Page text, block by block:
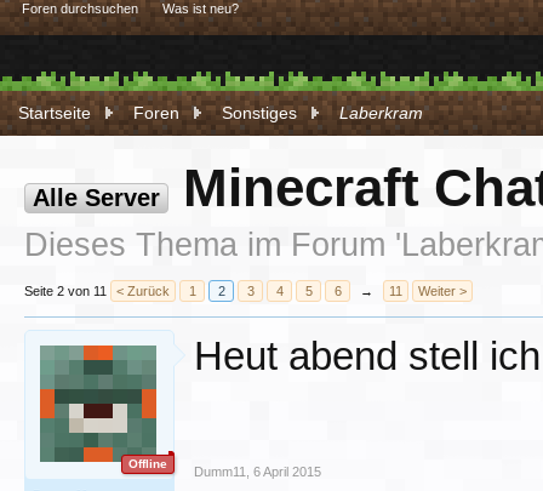
Startseite Foren Sonstiges Laberkram
Alle Server Minecraft
Dieses Thema im Forum '
Seite 2 von 11 < Zurück 1 2 3 4 5 6 → 11 Weiter >
Offline
Heut abend stell
Dumm11 6 April 2015
Foren durchsuchen Was ist neu?